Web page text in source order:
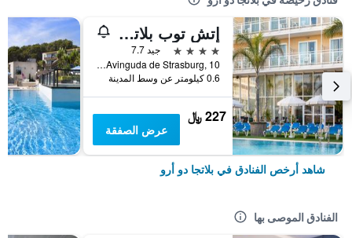
إتش توب بلاتجا بارك
4 نجوم
جيد 7.7
Avinguda de Strasburg, 10, بلاتجا دو أرو, كاتالونيا, أسبانيا
0.6 كيلومتر عن وسط المدينة
227 ﷼
عرض الصفقة
شاهد أرخص الفنادق في بلاتجا دو أرو
الفنادق الموصى بها